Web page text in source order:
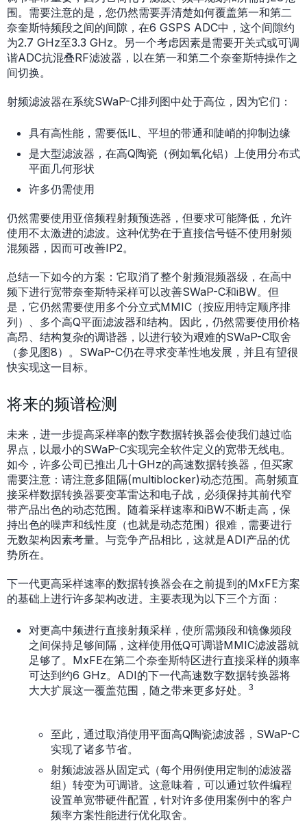
围。需要注意的是，您仍然需要弄清楚如何覆盖第一和第二
奈奎斯特频段之间的间隙，在6 GSPS ADC中，这个间隙约
为2.7 GHz至3.3 GHz。另一个考虑因素是需要开关式或可调
谐ADC抗混叠RF滤波器，以在第一和第二个奈奎斯特操作之
间切换。
射频滤波器在系统SWaP-C排列图中处于高位，因为它们：
具有高性能，需要低IL、平坦的带通和陡峭的抑制边缘
是大型滤波器，在高Q陶瓷（例如氧化铝）上使用分布式
平面几何形状
许多仍需使用
仍然需要使用亚倍频程射频预选器，但要求可能降低，允许
使用不太激进的滤波。这种优势在于直接信号链不使用射频
混频器，因而可改善IP2。
总结一下如今的方案：它取消了整个射频混频器级，在高中
频下进行宽带奈奎斯特采样可以改善SWaP-C和iBW。但
是，它仍然需要使用多个分立式MMIC（按应用特定顺序排
列）、多个高Q平面滤波器和结构。因此，仍然需要使用价格
高昂、结构复杂的调谐器，以进行较为艰难的SWaP-C取舍
（参见图8）。SWaP-C仍在寻求变革性地发展，并且有望很
快实现这一目标。
将来的频谱检测
未来，进一步提高采样率的数字数据转换器会使我们越过临
界点，以最小的SWaP-C实现完全软件定义的宽带无线电。
如今，许多公司已推出几十GHz的高速数据转换器，但买家
需要注意：请注意多阻隔(multiblocker)动态范围。高射频直
接采样数据转换器要变革雷达和电子战，必须保持其前代窄
带产品出色的动态范围。随着采样速率和iBW不断走高，保
持出色的噪声和线性度（也就是动态范围）很难，需要进行
无数架构因素考量。与竞争产品相比，这就是ADI产品的优
势所在。
下一代更高采样速率的数据转换器会在之前提到的MxFE方案
的基础上进行许多架构改进。主要表现为以下三个方面：
对更高中频进行直接射频采样，使所需频段和镜像频段
之间保持足够间隔，这样使用低Q可调谐MMIC滤波器就
足够了。MxFE在第二个奈奎斯特区进行直接采样的频率
可达到约6 GHz。ADI的下一代高速数字数据转换器将
大大扩展这一覆盖范围，随之带来更多好处。
3
至此，通过取消使用平面高Q陶瓷滤波器，SWaP-C
实现了诸多节省。
射频滤波器从固定式（每个用例使用定制的滤波器
组）转变为可调谐。这意味着，可以通过软件编程
设置单宽带硬件配置，针对许多使用案例中的客户
频率方案性能进行优化取舍。